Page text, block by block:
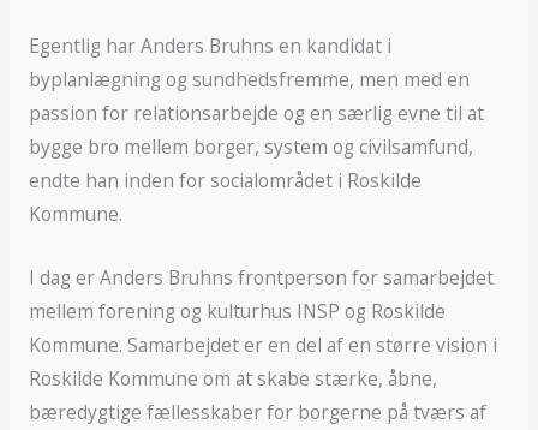
Egentlig har Anders Bruhns en kandidat i
byplanlægning og sundhedsfremme, men med en
passion for relationsarbejde og en særlig evne til at
bygge bro mellem borger, system og civilsamfund,
endte han inden for socialområdet i Roskilde
Kommune.
I dag er Anders Bruhns frontperson for samarbejdet
mellem forening og kulturhus INSP og Roskilde
Kommune. Samarbejdet er en del af en større vision i
Roskilde Kommune om at skabe stærke, åbne,
bæredygtige fællesskaber for borgerne på tværs af